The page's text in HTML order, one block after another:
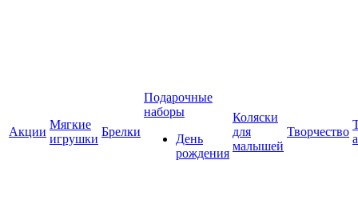
Акции
Мягкие
игрушки
Брелки
Подарочные
наборы
День
рождения
Коляски
для
малышей
Творчество